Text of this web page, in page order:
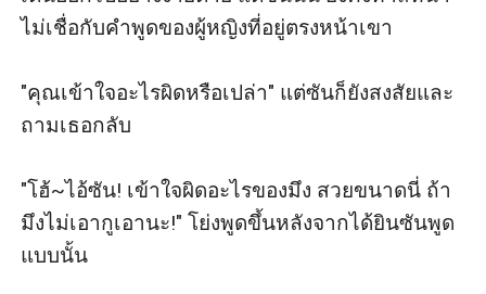
ไม่เชื่อกับคำพูดของผู้หญิงที่อยู่ตรงหน้าเขา
"คุณเข้าใจอะไรผิดหรือเปล่า" แต่ซันก็ยังสงสัยและ
ถามเธอกลับ
"โฮ้~ไอ้ซัน! เข้าใจผิดอะไรของมึง สวยขนาดนี่ ถ้า
มึงไม่เอากูเอานะ!" โย่งพูดขึ้นหลังจากได้ยินซันพูด
แบบนั้น